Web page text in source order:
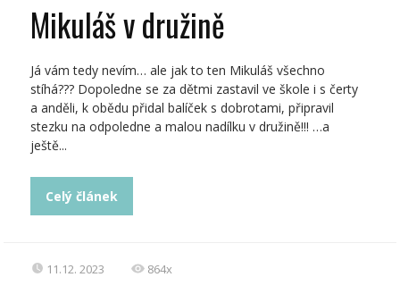
Mikuláš v družině
Já vám tedy nevím… ale jak to ten Mikuláš všechno
stíhá??? Dopoledne se za dětmi zastavil ve škole i s čerty
a anděli, k obědu přidal balíček s dobrotami, připravil
stezku na odpoledne a malou nadílku v družině!!! …a
ještě...
Celý článek
11.12. 2023 864x